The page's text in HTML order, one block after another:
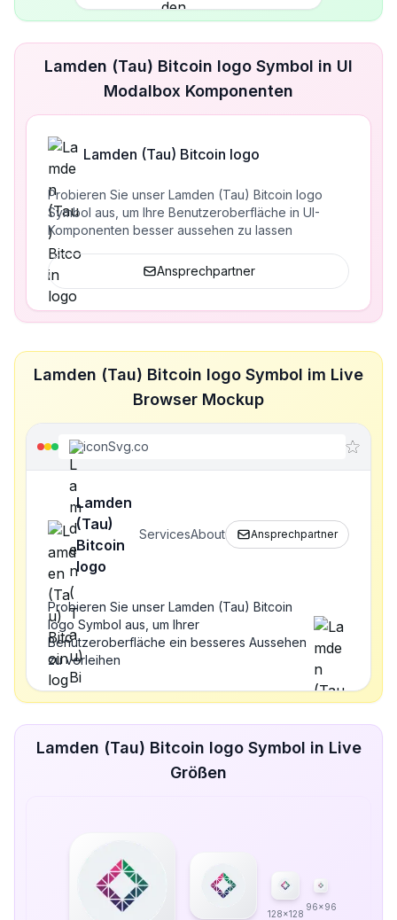
Lamden (Tau) Bitcoin logo Symbol in UI
Modalbox Komponenten
Lamden (Tau) Bitcoin logo
Probieren Sie unser Lamden (Tau) Bitcoin logo
Symbol aus, um Ihre Benutzeroberfläche in UI-
Komponenten besser aussehen zu lassen
Ansprechpartner
Lamden (Tau) Bitcoin logo Symbol im Live
Browser Mockup
iconSvg.co
Lamden
(Tau)
Bitcoin
logo
ServicesAbout Ansprechpartner
Probieren Sie unser Lamden (Tau) Bitcoin
logo Symbol aus, um Ihrer
Benutzeroberfläche ein besseres Aussehen
zu verleihen
Lamden (Tau) Bitcoin logo Symbol in Live
Größen
128x128
96x96